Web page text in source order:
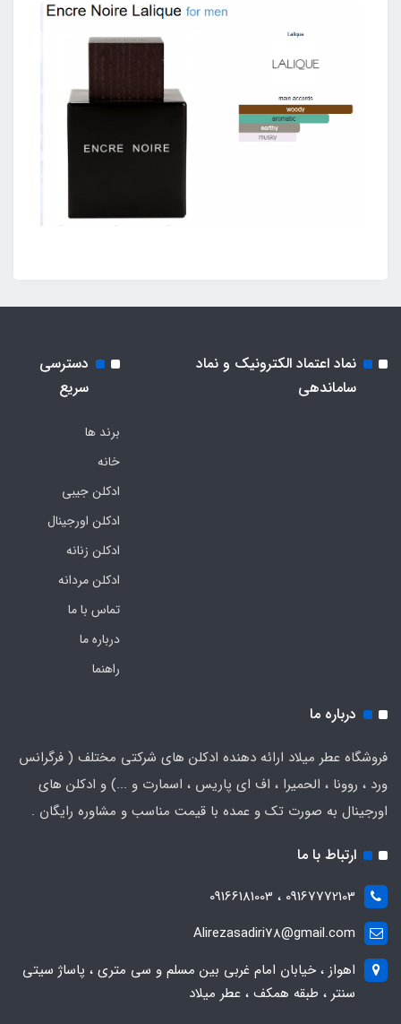
نماد اعتماد الکترونیک و نماد
ساماندهی
دسترسی
سریع
برند ها
خانه
ادکلن جیبی
ادکلن اورجینال
ادکلن زنانه
ادکلن مردانه
تماس با ما
درباره ما
راهنما
درباره ما
فروشگاه عطر میلاد ارائه دهنده ادکلن های شرکتی مختلف ( فرگرانس
ورد ، روونا ، الحمیرا ، اف ای پاریس ، اسمارت و ...) و ادکلن های
اورجینال به صورت تک و عمده با قیمت مناسب و مشاوره رایگان .
ارتباط با ما
09167772103 ، 09166181003
Alirezasadiri78@gmail.com
اهواز ، خیابان امام غربی بین مسلم و سی متری ، پاساژ سیتی
سنتر ، طبقه همکف ، عطر میلاد